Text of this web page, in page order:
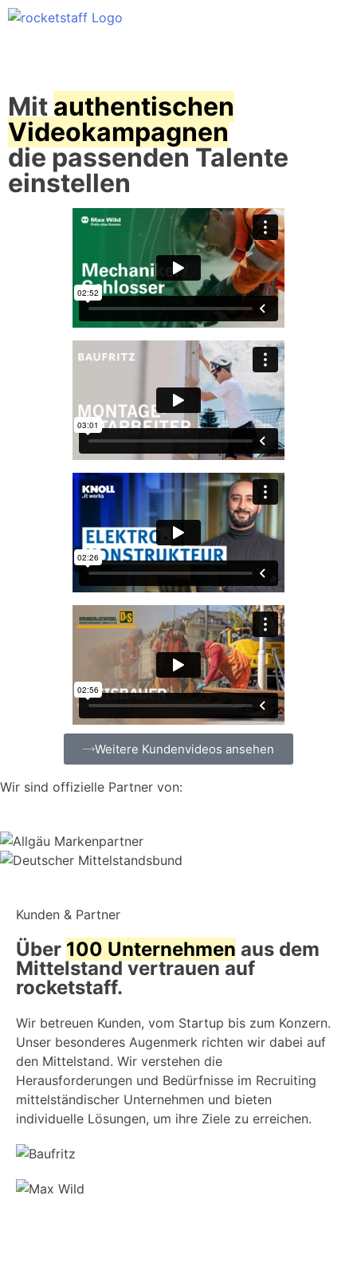
Mit authentischen
Videokampagnen
die passenden Talente
einstellen
Weitere Kundenvideos ansehen
Wir sind offizielle Partner von:
Kunden & Partner
Über 100 Unternehmen aus dem
Mittelstand vertrauen auf
rocketstaff.
Wir betreuen Kunden, vom Startup bis zum Konzern.
Unser besonderes Augenmerk richten wir dabei auf
den Mittelstand. Wir verstehen die
Herausforderungen und Bedürfnisse im Recruiting
mittelständischer Unternehmen und bieten
individuelle Lösungen, um ihre Ziele zu erreichen.